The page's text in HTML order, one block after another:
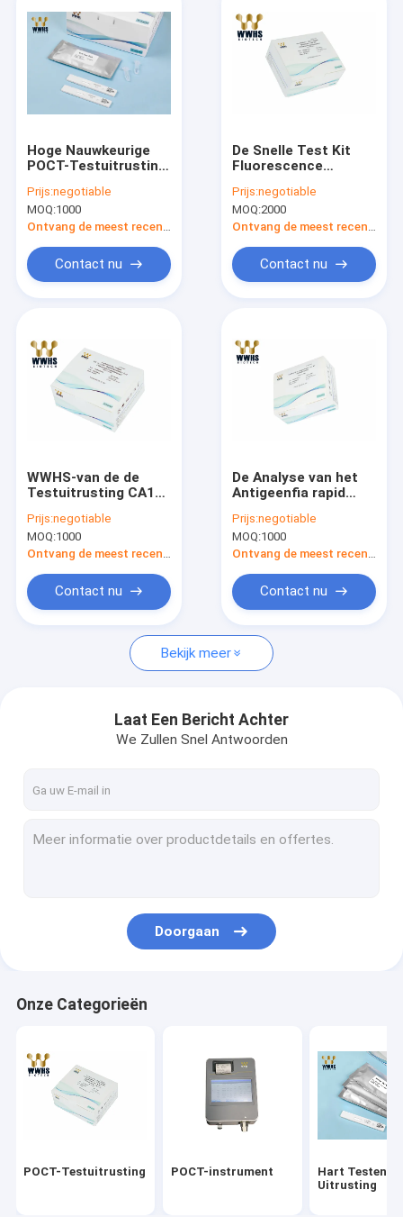
Producten
Ongeveer ons
Fabrieksreis
Verzoek om een Citaat
News
POCT-Testuitrusting
Hart Testende Uitrusting
Snelle de Testuitrusting van PCT
De Uitrusting van de vruchtbaarheidstest
Medische laboratoriumverbruiksgoederen
Het Middel van het virusvervoer
Hoge Nauwkeurige
POCT-Testuitrusting
Rapid Quantitative
Test Kit
Prijs:negotiable
MOQ:1000
Ontvang de meest recente Prijs
Contact nu
De Snelle Test Kit
Fluorescence
Cassette van PCT
Prijs:negotiable
MOQ:2000
Ontvang de meest recente Prijs
Contact nu
WWHS-van de de
Testuitrusting CA125
POCT Goedkeuring
van de Testce de
Snelle
Prijs:negotiable
MOQ:1000
Ontvang de meest recente Prijs
Contact nu
De Analyse van het
Antigeenfia rapid
POCT van WWHS
SARS-CoV-2
Prijs:negotiable
MOQ:1000
Ontvang de meest recente Prijs
Contact nu
Bekijk meer
Laat Een Bericht Achter
We Zullen Snel Antwoorden
Doorgaan
Onze Categorieën
POCT-Testuitrusting POCT-instrument
Hart Testende
Uitrusting